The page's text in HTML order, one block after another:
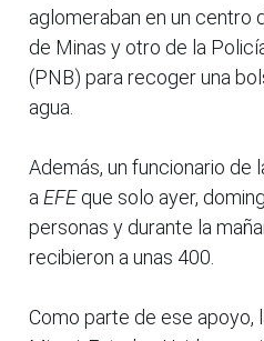
aglomeraban en un centro
de Minas y otro de la
(PNB) para recoger una
agua.
Además, un funcionario de
a EFEque solo ayer,
personas y durante la
recibieron a unas 400.
Como parte de ese apoyo,